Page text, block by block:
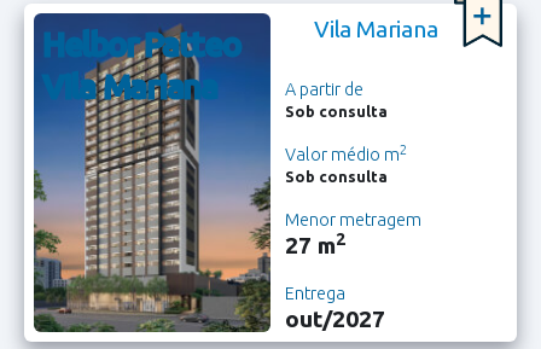
Helbor Patteo
Vila Mariana
Vila Mariana
A partir de
Sob consulta
Valor médio m2
Sob consulta
Menor metragem
27 m2
Entrega
out/2027